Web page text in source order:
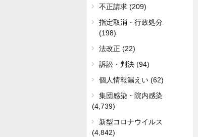
不正請求 (209)
指定取消・行政処分
(198)
法改正 (22)
訴訟・判決 (94)
個人情報漏えい (62)
集団感染・院内感染
(4,739)
新型コロナウイルス
(4,842)